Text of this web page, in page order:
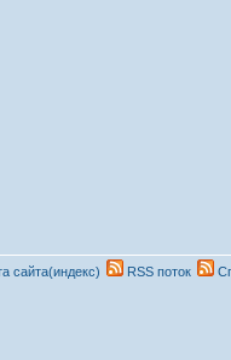
сайта(индекс) RSS поток